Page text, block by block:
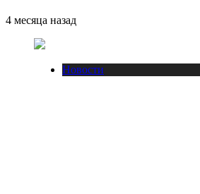
4 месяца назад
Новости